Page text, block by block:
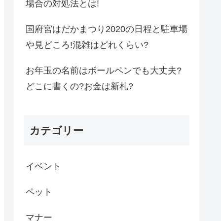
場合の対処法とは!
国府宮はだかまつり2020の日程と駐車場
や見どころ!混雑はどれくらい?
お年玉の名前はボールペンでも大丈夫?
どこに書くの?お金は新札?
カテゴリー
イベント
ペット
マナー